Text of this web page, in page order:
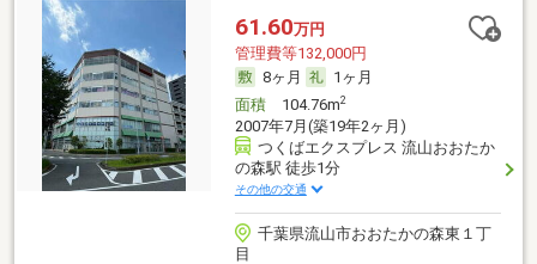
61.60万円
管理費等132,000円
8ヶ月
1ヶ月
面積104.76m2
2007年7月(築19年2ヶ月)
つくばエクスプレス 流山おおたか
の森駅 徒歩1分
その他の交通
千葉県流山市おおたかの森東１丁
目